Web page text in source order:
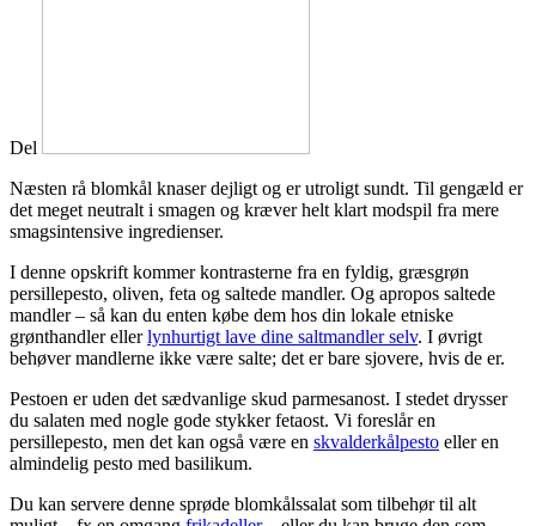
Del
Næsten rå blomkål knaser dejligt og er utroligt sundt. Til gengæld er
det meget neutralt i smagen og kræver helt klart modspil fra mere
smagsintensive ingredienser.
I denne opskrift kommer kontrasterne fra en fyldig, græsgrøn
persillepesto, oliven, feta og saltede mandler. Og apropos saltede
mandler – så kan du enten købe dem hos din lokale etniske
grønthandler ellerlynhurtigt lave dine saltmandler selv. I øvrigt
behøver mandlerne ikke være salte; det er bare sjovere, hvis de er.
Pestoen er uden det sædvanlige skud parmesanost. I stedet drysser
du salaten med nogle gode stykker fetaost. Vi foreslår en
persillepesto, men det kan også være en skvalderkålpesto eller en
almindelig pesto med basilikum.
Du kan servere denne sprøde blomkålssalat som tilbehør til alt